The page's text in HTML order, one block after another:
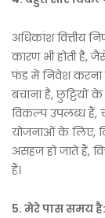
अधिकांश वित्तीय
कारण भी होती है,
फंड में निवेश करना
बचाना है, छुट्टियों
विकल्प उपलब्ध हैं,
योजनाओं के लिए,
असहज हो जाते हैं,
हैं।
5. मेरे पास समय है: